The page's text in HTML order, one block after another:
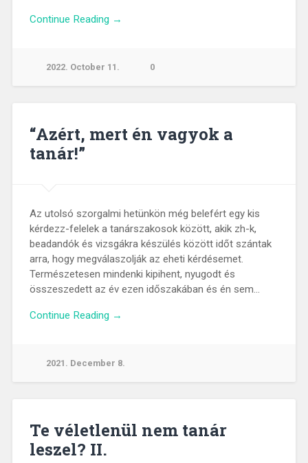
Continue Reading →
2022. October 11. 0
“Azért, mert én vagyok a
tanár!”
Az utolsó szorgalmi hetünkön még belefért egy kis
kérdezz-felelek a tanárszakosok között, akik zh-k,
beadandók és vizsgákra készülés között időt szántak
arra, hogy megválaszolják az eheti kérdésemet.
Természetesen mindenki kipihent, nyugodt és
összeszedett az év ezen időszakában és én sem…
Continue Reading →
2021. December 8.
Te véletlenül nem tanár
leszel? II.